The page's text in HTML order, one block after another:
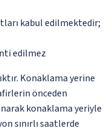
kabul edilmektedir;
edilmez
Konaklama yerine
önceden
konaklama yeriyle
sınırlı saatlerde